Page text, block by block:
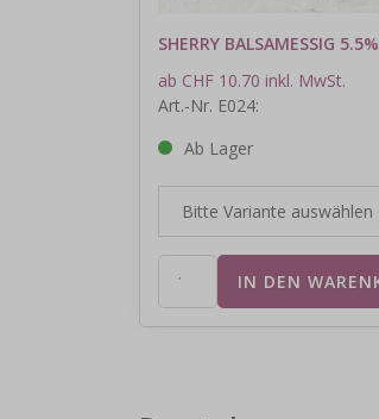
SHERRY BALSAMESSIG 5.5%
ab CHF 10.70 inkl. MwSt.
Art.-Nr. E024:
Ab Lager